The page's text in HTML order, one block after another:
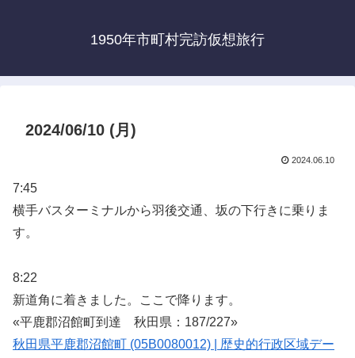
1950年市町村完訪仮想旅行
2024/06/10 (月)
2024.06.10
7:45
横手バスターミナルから羽後交通、坂の下行きに乗りま
す。
8:22
新道角に着きました。ここで降ります。
«平鹿郡沼館町到達 秋田県：187/227»
秋田県平鹿郡沼館町 (05B0080012) | 歴史的行政区域デー